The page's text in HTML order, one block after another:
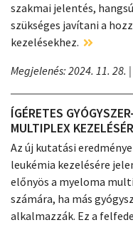
szakmai jelentés,
szükséges javítani a
kezelésekhez.
Megjelenés: 2024. 11. 28.
ÍGÉRETES
MULTIPLEX
Az új kutatási
leukémia kezelésére
előnyös a myeloma
számára, ha más
alkalmazzák. Ez a